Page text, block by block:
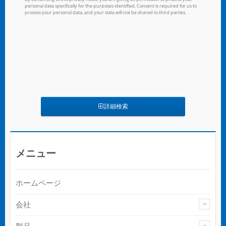
詳細検索
メニュー
ホームページ
会社